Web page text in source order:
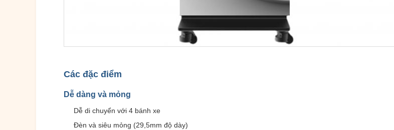
Các đặc điểm
Dễ dàng và mỏng
Dễ di chuyển với 4 bánh xe
Đèn và siêu mỏng (29,5mm độ dày)